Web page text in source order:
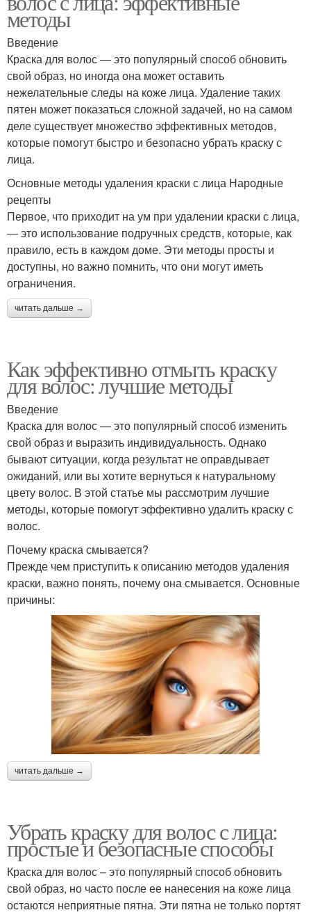
методы
Введение
Краска для волос — это популярный способ обновить
свой образ, но иногда она может оставить
нежелательные следы на коже лица. Удаление таких
пятен может показаться сложной задачей, но на самом
деле существует множество эффективных методов,
которые помогут быстро и безопасно убрать краску с
лица.
Основные методы удаления краски с лица Народные
рецепты
Первое, что приходит на ум при удалении краски с лица,
— это использование подручных средств, которые, как
правило, есть в каждом доме. Эти методы просты и
доступны, но важно помнить, что они могут иметь
ограничения.
читать дальше →
Как эффективно отмыть краску
для волос: лучшие методы
Введение
Краска для волос — это популярный способ изменить
свой образ и выразить индивидуальность. Однако
бывают ситуации, когда результат не оправдывает
ожиданий, или вы хотите вернуться к натуральному
цвету волос. В этой статье мы рассмотрим лучшие
методы, которые помогут эффективно удалить краску с
волос.
Почему краска смывается?
Прежде чем приступить к описанию методов удаления
краски, важно понять, почему она смывается. Основные
причины:
читать дальше →
Убрать краску для волос с лица:
простые и безопасные способы
Краска для волос – это популярный способ обновить
свой образ, но часто после ее нанесения на коже лица
остаются неприятные пятна. Эти пятна не только портят